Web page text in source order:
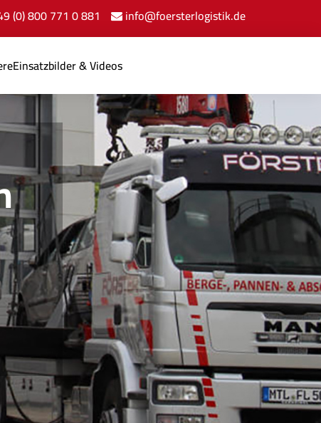
(0) 800 771 0 881 info@foersterlogistik.de
Einsatzbilder & Videos